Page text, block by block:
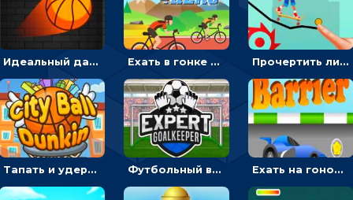
Идеальный данк: направлять пунктир в корзину и попадать мячом Ехать в гонке на велосипедах через трамплины к финишу на скорость - спортивные Прочертить линию, чтобы проехать на скейте, через преграды к финишу - для мальчиков
Тапать и удерживать баскетбольный мяч, чтобы попадать в кольца - спортивные Футбольный вратарь: ловить мяч и отражать атаку соперника - спортивные Ехать на гоночной машине, чтобы обходить преграды и собирать звезды - для мальчиков